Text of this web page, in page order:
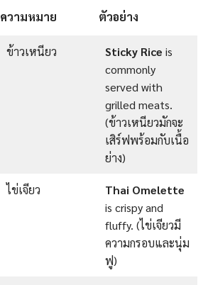
ความหมาย ตัวอย่าง
ข้าวเหนียว Sticky Rice is
commonly
served with
grilled meats.
(ข้าวเหนียวมักจะ
เสิร์ฟพร้อมกับเนื้อ
ย่าง)
ไข่เจียว
Thai Omelette
is crispy and
fluffy. (ไข่เจียวมี
ความกรอบและนุ่ม
ฟู)